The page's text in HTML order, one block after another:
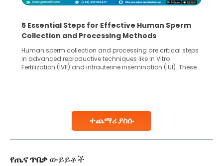
ተጨማሪ ያስሱ
5 Essential Steps for Effective Human Sperm
Collection and Processing Methods
Human sperm collection and processing are critical steps
in advanced reproductive techniques like In Vitro
Fertilization (IVF) and intrauterine insemination (IUI). These
collected, they process the
የጤና ጥበቃውይይቶች